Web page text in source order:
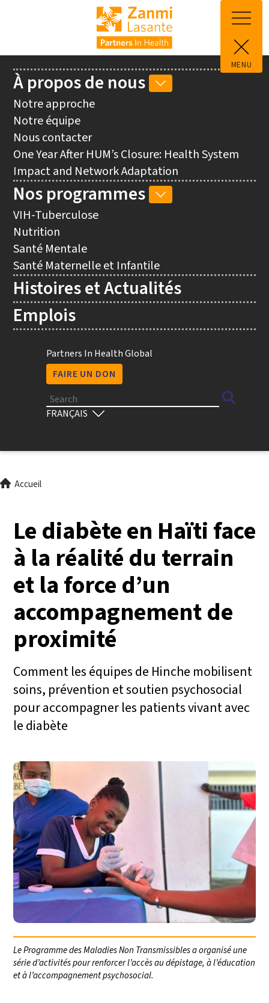
Aller au contenu principal
MENU
Utility
Partners In Health Global
FAIRE UN DON
Search
Select
Main
navigation
À propos de nous
SOUS-
DE
NOUS
Notre approche
Notre équipe
Nous contacter
One Year After HUM’s Closure: Health System
Impact and Network Adaptation
Nos programmes
SOUS-
VIH-Tuberculose
Nutrition
Santé Mentale
Santé Maternelle et Infantile
Histoires et Actualités
Emplois
FilAccueil
Le diabète en Haïti face
à la réalité du terrain
et la force d’un
accompagnement de
proximité
Comment les équipes de Hinche mobilisent
soins, prévention et soutien psychosocial
pour accompagner les patients vivant avec
le diabète
Le Programme des Maladies Non Transmissibles a organisé une
série d’activités pour renforcer l’accès au dépistage, à l’éducation
et à l’accompagnement psychosocial.